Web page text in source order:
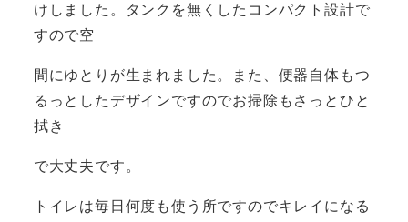
けしました。タンクを無くしたコンパクト設計で
すので空
間にゆとりが生まれました。また、便器自体もつ
るっとしたデザインですのでお掃除もさっとひと
拭き
で大丈夫です。
トイレは毎日何度も使う所ですのでキレイになる